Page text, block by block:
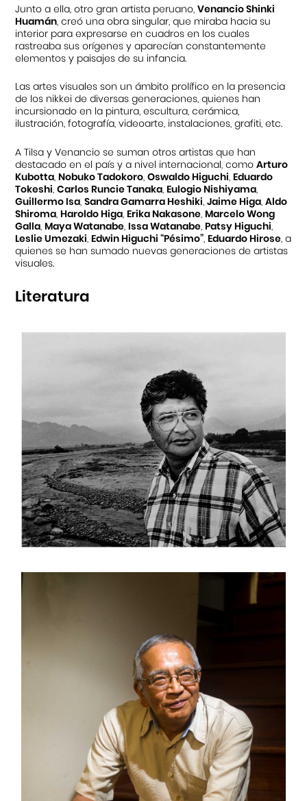
Junto a ella, otro gran artista peruano,Venancio Shinki
Huamán, creó una obra singular, que miraba hacia su
interior para expresarse en cuadros en los cuales
rastreaba sus orígenes y aparecían constantemente
elementos y paisajes de su infancia.
Las artes visuales son un ámbito prolífico en la presencia
de los nikkei de diversas generaciones, quienes han
incursionado en la pintura, escultura, cerámica,
ilustración, fotografía, videoarte, instalaciones, grafiti, etc.
A Tilsa y Venancio se suman otros artistas que han
destacado en el país y a nivel internacional, comoArturo
Kubotta,Nobuko Tadokoro,Oswaldo Higuchi,Eduardo
Tokeshi,Carlos Runcie Tanaka,Eulogio Nishiyama,
Guillermo Isa,Sandra Gamarra Heshiki,Jaime Higa,Aldo
Shiroma,Haroldo Higa,Erika Nakasone,Marcelo Wong
Galla,Maya Watanabe,Issa Watanabe,Patsy Higuchi,
Leslie Umezaki,Edwin Higuchi “Pésimo”,Eduardo Hirose, a
quienes se han sumado nuevas generaciones de artistas
visuales.
Literatura